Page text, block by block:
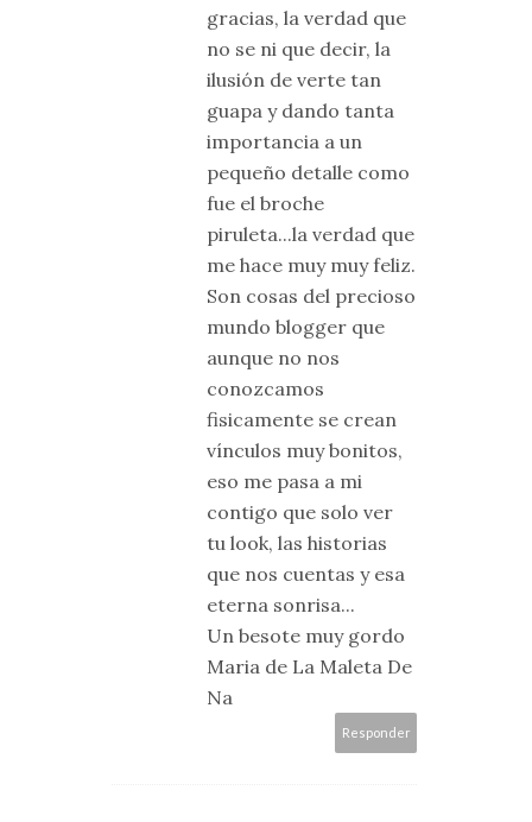
gracias, la verdad que
no se ni que decir, la
ilusión de verte tan
guapa y dando tanta
importancia a un
pequeño detalle como
fue el broche
piruleta...la verdad que
me hace muy muy feliz.
Son cosas del precioso
mundo blogger que
aunque no nos
conozcamos
fisicamente se crean
vínculos muy bonitos,
eso me pasa a mi
contigo que solo ver
tu look, las historias
que nos cuentas y esa
eterna sonrisa...
Un besote muy gordo
Maria de La Maleta De
Na
Responder